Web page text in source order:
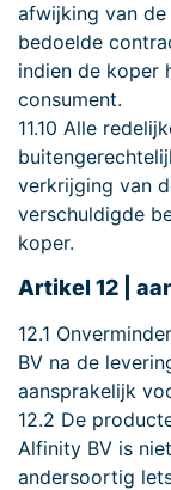
afwijking van
bedoelde
indien de koper
consument.
11.10 Alle
verkrijging van
verschuldigde
koper.
Artikel 12 |
12.1
BV na de
aansprakelijk
12.2 De
Alfinity BV is
andersoortig